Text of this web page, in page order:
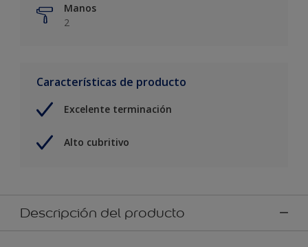
Manos
2
Características de producto
Excelente terminación
Alto cubritivo
Descripción del producto